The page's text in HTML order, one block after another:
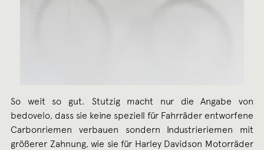
So weit so gut. Stutzig macht nur die Angabe von
bedovelo, dass sie keine speziell für Fahrräder entworfene
Carbonriemen verbauen sondern Industrieriemen mit
größerer Zahnung, wie sie für Harley Davidson Motorräder